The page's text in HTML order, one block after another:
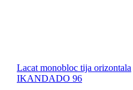
Lacat monobloc tija orizontala
IKANDADO 96